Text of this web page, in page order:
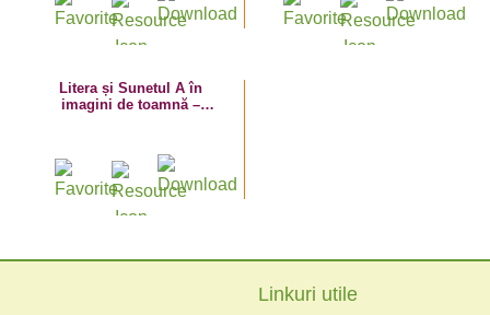
Litera și Sunetul A în
imagini de toamnă –
Linkuri utile